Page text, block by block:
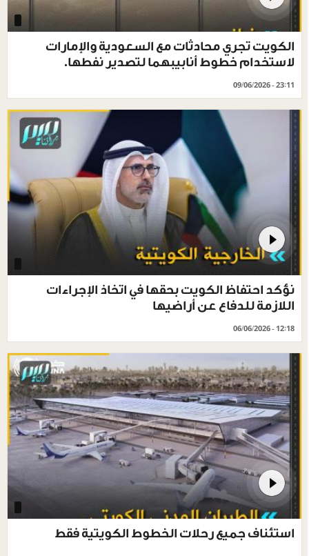
الكويت تجري محادثات مع السعودية والإمارات
لاستخدام خطوط أنابيبهما لتصدير نفطها.
09/06/2026 - 23:11
نؤكد احتفاظ الكويت بحقها في اتخاذ الإجراءات
اللازمة للدفاع عن أراضيها
06/06/2026 - 12:18
استئناف جميع رحلات الخطوط الكويتية فقط